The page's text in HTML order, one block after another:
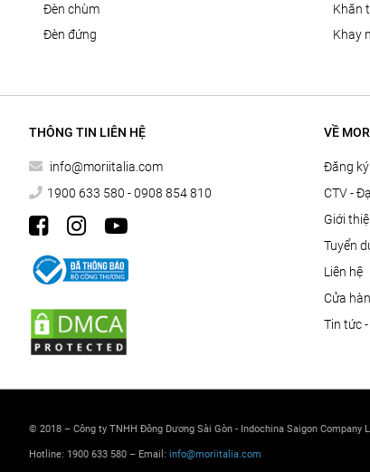
đèn chùm
đèn đứng
khăn
khay
THÔNG TIN LIÊN HỆ
info@moriitalia.com
1900 633 580 - 0908 854 810
VỀ
Đăng
CTV -
Giới
Tuyển
Liên hệ
Cửa
Tin tức -
© 2018 – Công ty TNHH Đông Dương Sài Gòn - Indochina Saigon
Hotline: 1900 633 580 – Email: info@moriitalia.com